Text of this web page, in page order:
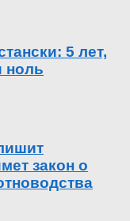
5 лет,
ноль
закон о